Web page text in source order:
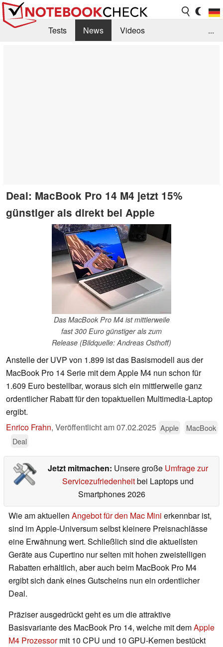
Tests News
Videos
...
Deal: MacBook Pro 14 M4 jetzt 15%
günstiger als direkt bei Apple
Das MacBook Pro M4 ist mittlerweile
fast 300 Euro günstiger als zum
Release (Bildquelle: Andreas Osthoff)
Anstelle der UVP von 1.899 ist das Basismodell aus der
MacBook Pro 14 Serie mit dem Apple M4 nun schon für
1.609 Euro bestellbar, woraus sich ein mittlerweile ganz
ordentlicher Rabatt für den topaktuellen Multimedia-Laptop
ergibt.
Enrico Frahn, Veröffentlicht am07.02.2025 Apple
MacBook
Deal
Jetzt mitmachen: Unsere große Umfrage zur
Servicezufriedenheitbei Laptops und
Smartphones 2026
Wie am aktuellen Angebot für den Mac Mini erkennbar ist,
sind im Apple-Universum selbst kleinere Preisnachlässe
eine Erwähnung wert. Schließlich sind die aktuellsten
Geräte aus Cupertino nur selten mit hohen zweistelligen
Rabatten erhältlich, aber auch beim MacBook Pro M4
ergibt sich dank eines Gutscheins nun ein ordentlicher
Deal.
Präziser ausgedrückt geht es um die attraktive
Basisvariante des MacBook Pro 14, welche mit demApple
M4 Prozessormit 10 CPU und 10 GPU-Kernen bestückt